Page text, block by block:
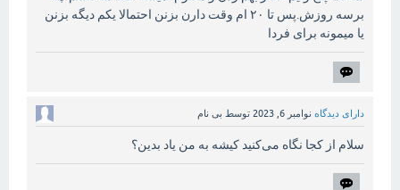
برسه روزش.پس تا ۲۰ ام وقت دارن بزنن احتمالا یکم دیگه بزنن
یا میمونه برای فردا
دارای دیدگاه نوامبر 6, 2023 توسط بی نام
سلام از کجا نگاه می‌کنید کیشه به من یاد بدین؟